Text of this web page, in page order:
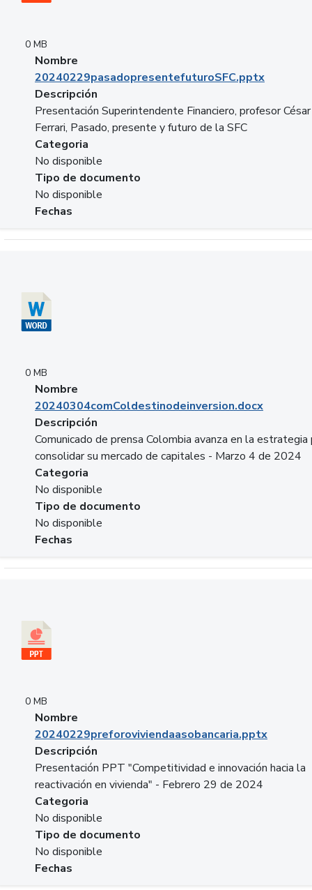
0 MB
Nombre
20240229pasadopresentefuturoSFC.pptx
Descripción
Presentación Superintendente Financiero, profesor César
Ferrari, Pasado, presente y futuro de la SFC
Categoria
No disponible
Tipo de documento
No disponible
Fechas
0 MB
Nombre
20240304comColdestinodeinversion.docx
Descripción
Comunicado de prensa Colombia avanza en la estrategia
consolidar su mercado de capitales - Marzo 4 de 2024
Categoria
No disponible
Tipo de documento
No disponible
Fechas
0 MB
Nombre
20240229preforoviviendaasobancaria.pptx
Descripción
Presentación PPT "Competitividad e innovación hacia la
reactivación en vivienda" - Febrero 29 de 2024
Categoria
No disponible
Tipo de documento
No disponible
Fechas